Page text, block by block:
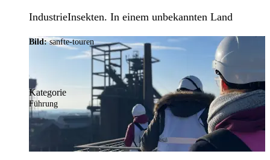
IndustrieInsekten. In einem unbekannten Land
Bild:sanfte-touren
Kategorie
Führung